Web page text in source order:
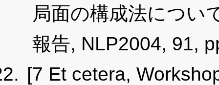
局面の構成法につい
報告, NLP2004, 91,
[7 Et cetera,